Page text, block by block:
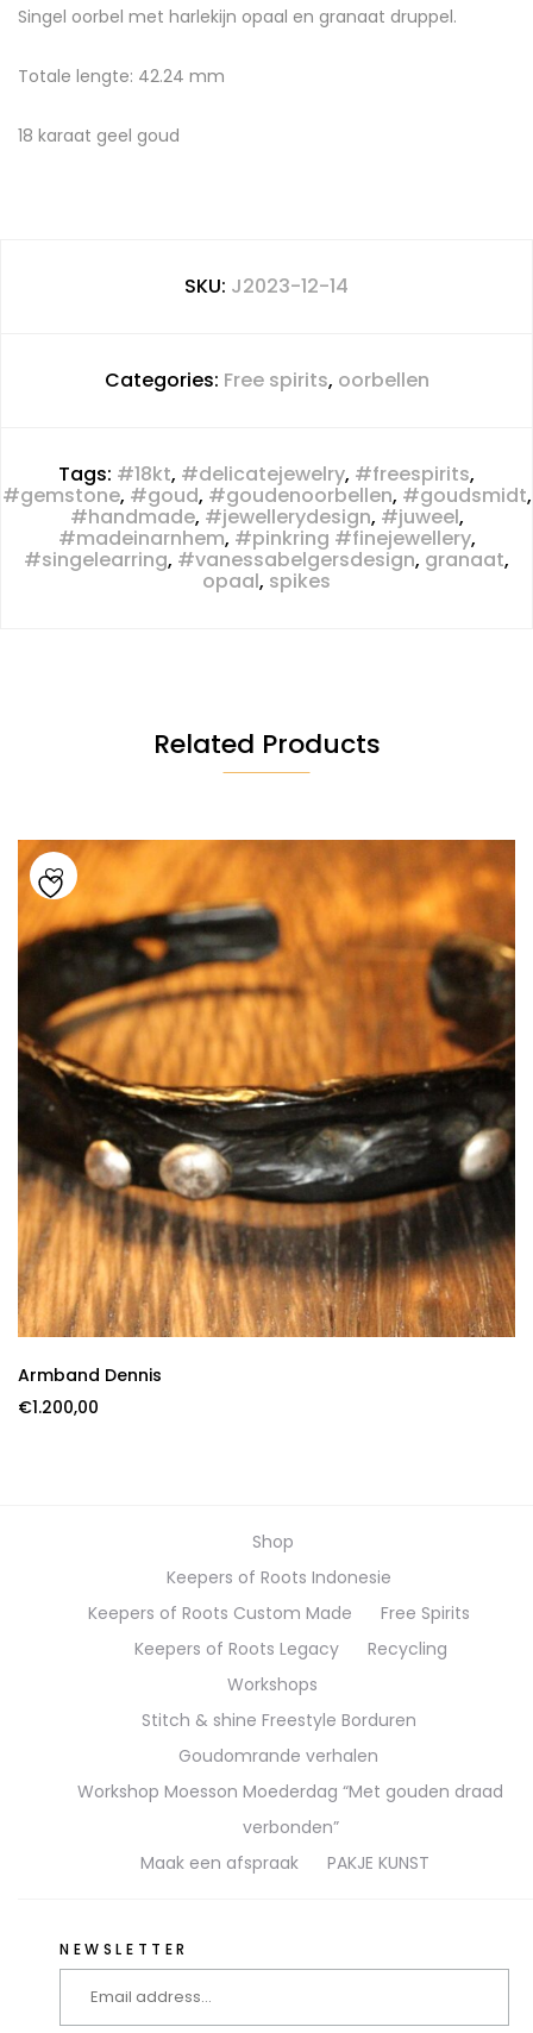
Singel oorbel met harlekijn opaal en granaat druppel.
Totale lengte: 42.24 mm
18 karaat geel goud
SKU: J2023-12-14
Categories: Free spirits, oorbellen
Tags: #18kt, #delicatejewelry, #freespirits,
#gemstone, #goud, #goudenoorbellen, #goudsmidt,
#handmade, #jewellerydesign, #juweel,
#madeinarnhem, #pinkring #finejewellery,
#singelearring, #vanessabelgersdesign, granaat,
opaal, spikes
Related Products
Armband Dennis
€1.200,00
Shop
Keepers of Roots Indonesie
Keepers of Roots Custom Made
Free Spirits
Keepers of Roots Legacy
Recycling
Workshops
Stitch & shine Freestyle Borduren
Goudomrande verhalen
Workshop Moesson Moederdag “Met gouden draad
verbonden”
Maak een afspraak
PAKJE KUNST
NEWSLETTER